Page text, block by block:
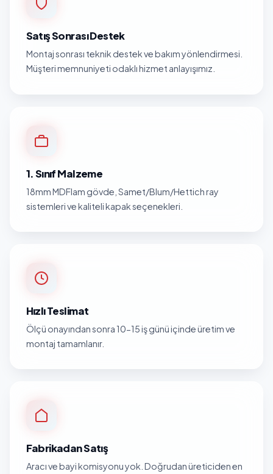
Satış Sonrası Destek
Montaj sonrası teknik destek ve bakım yönlendirmesi.
Müşteri memnuniyeti odaklı hizmet anlayışımız.
1. Sınıf Malzeme
18mm MDFlam gövde, Samet/Blum/Hettich ray
sistemleri ve kaliteli kapak seçenekleri.
Hızlı Teslimat
Ölçü onayından sonra 10-15 iş günü içinde üretim ve
montaj tamamlanır.
Fabrikadan Satış
Aracı ve bayi komisyonu yok. Doğrudan üreticiden en